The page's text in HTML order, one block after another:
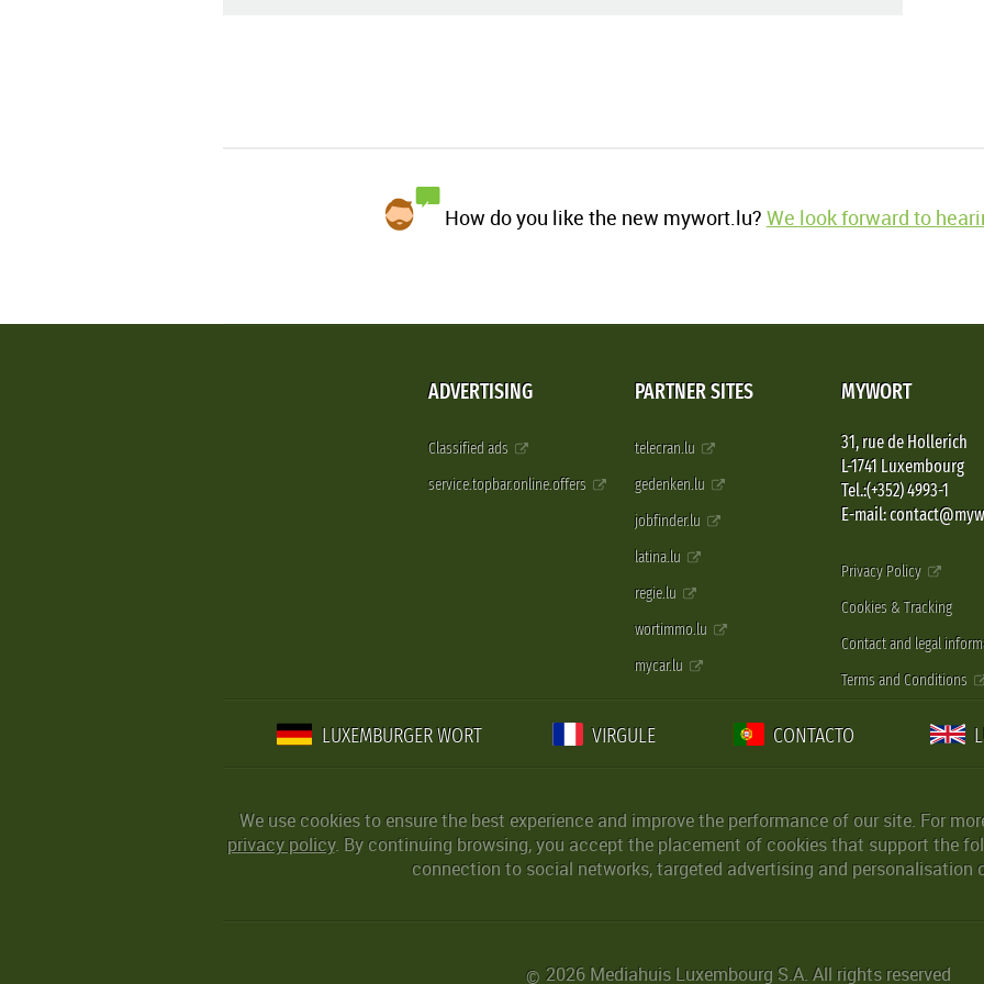
How do you like the new mywort.lu? We look forward to
ADVERTISING
Classified ads
service.topbar.online.offers
PARTNER SITES
telecran.lu
gedenken.lu
jobfinder.lu
latina.lu
regie.lu
wortimmo.lu
mycar.lu
MYWORT
31, rue de Hollerich
L-1741 Luxembourg
Tel.:(+352) 4993-1
E-mail:
Privacy Policy
Cookies & Tracking
Contact and legal
Terms and Conditions
LUXEMBURGER WORT VIRGULE CONTACTO
We use cookies to ensure the best experience and improve the performance of our site. For
privacy policy. By continuing browsing, you accept the placement of cookies that support the
connection to social networks, targeted advertising and personalisation
© 2026 Mediahuis Luxembourg S.A. All rights reserved